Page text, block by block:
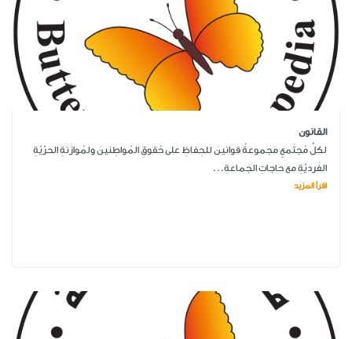
القانون
لكلِّ مُجتَمعٍ مَجموعةُ قوانينَ للحِفاظِ على حُقوقِ المُواطِنينَ ولمُوازَنةِ الحرّيّةِ
الفَرديّةِ مع حاجاتِ الجَماعةِ...
اقرأ المزيد